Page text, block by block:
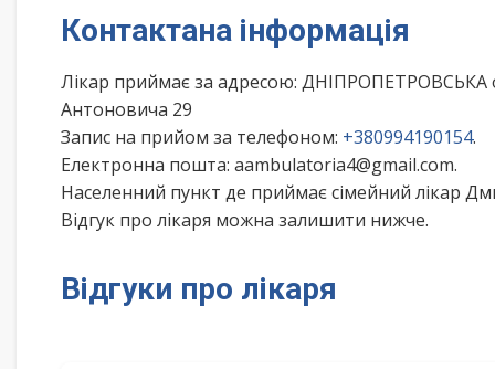
Контактана інформація
Лікар приймає за адресою:
Антоновича 29
Запис на прийом за телефоном: +380994190154.
Електронна пошта: aambulatoria4@gmail.com.
Населенний пункт де приймає сімейний лікар
Відгук про лікаря можна залишити нижче.
Відгуки про лікаря